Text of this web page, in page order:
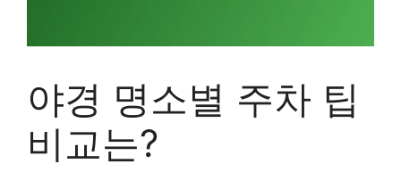
야경 명소별 주차 팁
비교는?